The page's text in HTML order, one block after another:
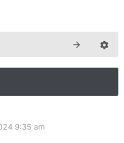
9:35 am